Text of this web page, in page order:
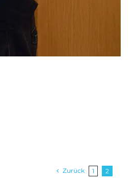
Zurück 1 2